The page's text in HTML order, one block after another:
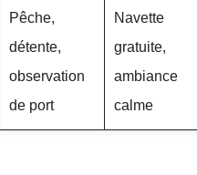
Pêche,
détente,
observation
de port
Navette
gratuite,
ambiance
calme